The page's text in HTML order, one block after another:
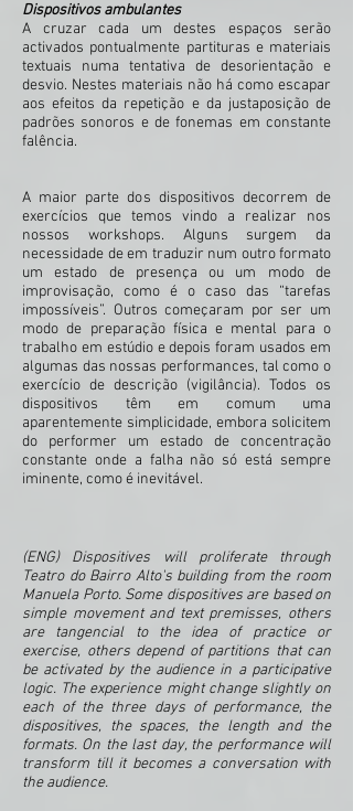
Dispositivos ambulantes
A cruzar cada um destes espaços serão
activados pontualmente partituras e materiais
textuais numa tentativa de desorientação e
desvio. Nestes materiais não há como escapar
aos efeitos da repetição e da justaposição de
padrões sonoros e de fonemas em constante
falência.
A maior parte dos dispositivos decorrem de
exercícios que temos vindo a realizar nos
nossos workshops. Alguns surgem da
necessidade de em traduzir num outro formato
um estado de presença ou um modo de
improvisação, como é o caso das “tarefas
impossíveis”. Outros começaram por ser um
modo de preparação física e mental para o
trabalho em estúdio e depois foram usados em
algumas das nossas performances, tal como o
exercício de descrição (vigilância). Todos os
dispositivos têm em comum uma
aparentemente simplicidade, embora solicitem
do performer um estado de concentração
constante onde a falha não só está sempre
iminente, como é inevitável.
(ENG) Dispositives will proliferate through
Teatro do Bairro Alto's building from the room
Manuela Porto. Some dispositives are based on
simple movement and text premisses, others
are tangencial to the idea of practice or
exercise, others depend of partitions that can
be activated by the audience in a participative
logic. The experience might change slightly on
each of the three days of performance, the
dispositives, the spaces, the length and the
formats. On the last day, the performance will
transform till it becomes a conversation with
the audience.